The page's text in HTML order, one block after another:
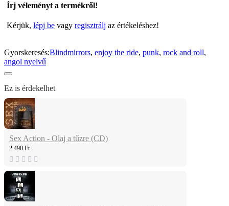
Írj véleményt a termékről!
Kérjük, lépj be vagy regisztrálj az értékeléshez!
Gyorskeresés:Blindmirrors, enjoy the ride, punk, rock and roll,
angol nyelvű
Ez is érdekelhet
Sex Action - Olaj a tűzre (CD)
2 490 Ft